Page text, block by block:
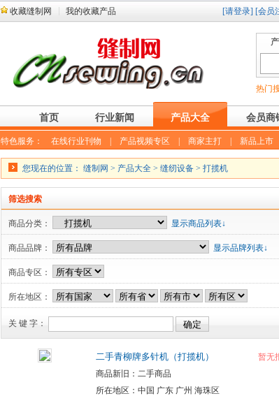
收藏缝制网 我的收藏产品 [请登录] [会员
热门
首页 行业新闻 产品大全 会员商
特色服务： 在线行业刊物 产品视频专区 商家主打 新品上市
您现在的位置： 缝制网 > 产品大全 > 缝纫设备 > 打揽机
筛选搜索
商品分类： 显示商品列表↓
商品品牌： 显示品牌列表↓
商品专区：
所在地区：
关 键 字：
二手青柳牌多针机（打揽机）
商品新旧：二手商品
所在地区：中国 广东 广州 海珠区
暂无